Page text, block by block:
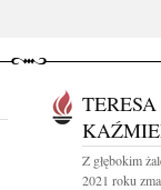
Z głębokim
2021 roku